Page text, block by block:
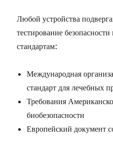
Любой устройства
тестирование
стандартам:
Международная
стандарт для лечебных
Требования
биобезопасности
Европейский документ